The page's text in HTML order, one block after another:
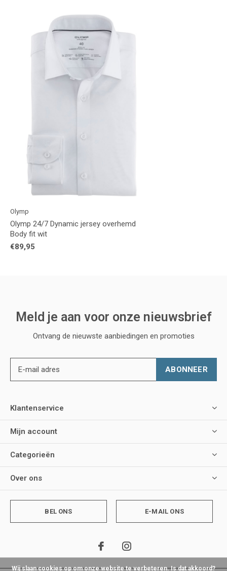
Olymp
Olymp 24/7 Dynamic jersey overhemd
Body fit wit
€89,95
Meld je aan voor onze nieuwsbrief
Ontvang de nieuwste aanbiedingen en promoties
ABONNEER
Klantenservice
Mijn account
Categorieën
Over ons
BEL ONS E-MAIL ONS
Wij slaan cookies op om onze website te verbeteren. Is dat akkoord?